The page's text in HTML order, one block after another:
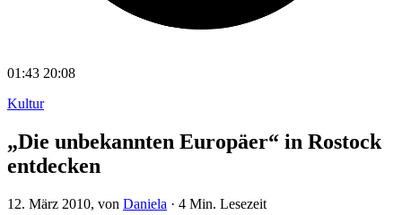
01:43 20:08
Kultur
„Die unbekannten Europäer“ in Rostock
entdecken
12. März 2010, von Daniela · 4 Min. Lesezeit